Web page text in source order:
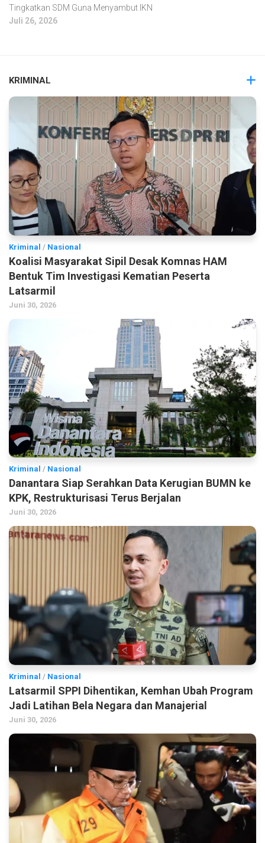
Tingkatkan SDM Guna Menyambut IKN
Juli 26, 2026
KRIMINAL
Kriminal / Nasional
Koalisi Masyarakat Sipil Desak Komnas HAM
Bentuk Tim Investigasi Kematian Peserta
Latsarmil
Juni 30, 2026
Kriminal / Nasional
Danantara Siap Serahkan Data Kerugian BUMN ke
KPK, Restrukturisasi Terus Berjalan
Juni 30, 2026
Kriminal / Nasional
Latsarmil SPPI Dihentikan, Kemhan Ubah Program
Jadi Latihan Bela Negara dan Manajerial
Juni 30, 2026